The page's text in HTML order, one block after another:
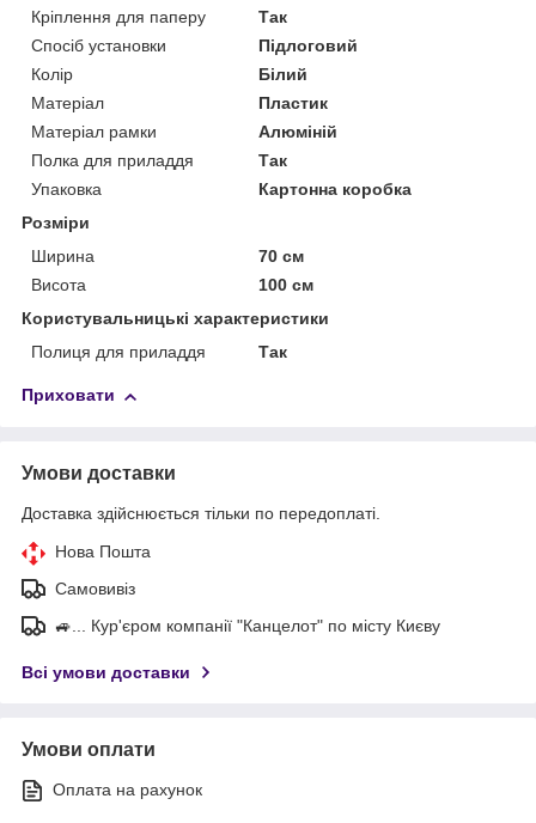
Кріплення для паперу
Так
Спосіб установки
Підлоговий
Колір
Білий
Матеріал
Пластик
Матеріал рамки
Алюміній
Полка для приладдя
Так
Упаковка
Картонна коробка
Розміри
Ширина
70 см
Висота
100 см
Користувальницькі характеристики
Полиця для приладдя
Так
Приховати
Умови доставки
Доставка здійснюється тільки по передоплаті.
Нова Пошта
Самовивіз
🚙... Кур'єром компанії "Канцелот" по місту Києву
Всі умови доставки
Умови оплати
Оплата на рахунок